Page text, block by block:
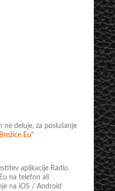
ne deluje, za poslušanje
Eu"
aplikacije Radio
na telefon ali
na iOS / Android